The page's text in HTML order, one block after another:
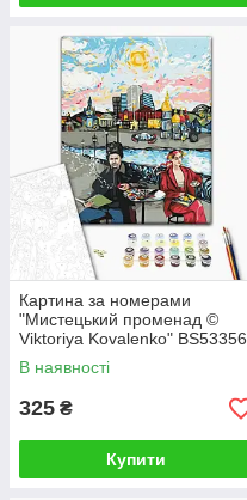
Картина за номерами
"Мистецький променад ©
Viktoriya Kovalenko" BS53356
40×50 см
В наявності
325 ₴
Купити